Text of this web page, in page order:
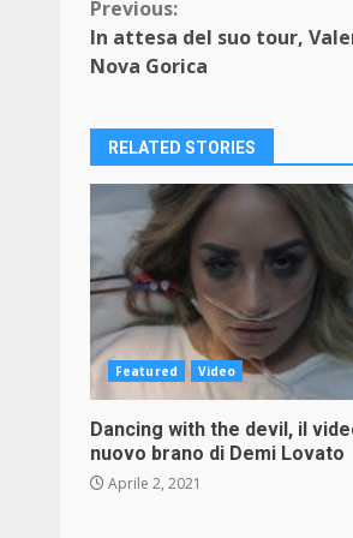
Continue
Reading
Previous:
In attesa del suo tour,
Nova Gorica
RELATED STORIES
Featured Video
Dancing with the devil, il
nuovo brano di Demi Lovato
Aprile 2, 2021